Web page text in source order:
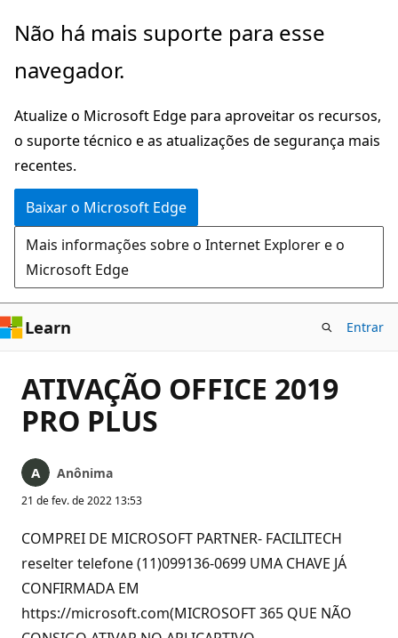
Pular
o
principal
Não há mais suporte para esse
navegador.
Atualize o Microsoft Edge para aproveitar os recursos,
o suporte técnico e as atualizações de segurança mais
recentes.
Baixar o Microsoft Edge
Mais informações sobre o Internet Explorer e o
Microsoft Edge
Learn Entrar
ATIVAÇÃO OFFICE 2019
PRO PLUS
Anônima
21 de fev. de 2022 13:53
COMPREI DE MICROSOFT PARTNER- FACILITECH
reselter telefone (11)099136-0699 UMA CHAVE JÁ
CONFIRMADA EM
https://microsoft.com(MICROSOFT 365 QUE NÃO